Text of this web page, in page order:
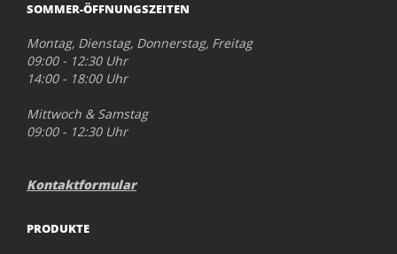
SOMMER-ÖFFNUNGSZEITEN
Montag, Dienstag, Donnerstag, Freitag
09:00 - 12:30 Uhr
14:00 - 18:00 Uhr
Mittwoch & Samstag
09:00 - 12:30 Uhr
Kontaktformular
PRODUKTE